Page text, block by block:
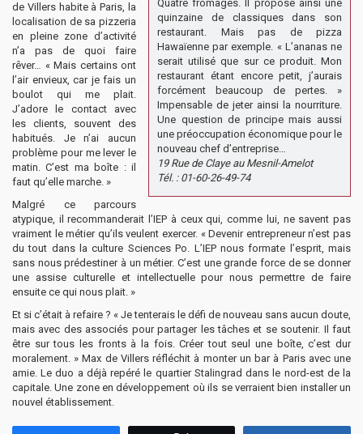
Quatre fromages. Il propose ainsi une
quinzaine de classiques dans son
restaurant. Mais pas de pizza
Hawaïenne par exemple. « L’ananas ne
serait utilisé que sur ce produit. Mon
restaurant étant encore petit, j’aurais
forcément beaucoup de pertes. »
Impensable de jeter ainsi la nourriture.
Une question de principe mais aussi
une préoccupation économique pour le
nouveau chef d’entreprise…
19 Rue de Claye au Mesnil-Amelot
Tél. : 01-60-26-49-74
de Villers habite à Paris, la
localisation de sa pizzeria
en pleine zone d’activité
n’a pas de quoi faire
rêver… « Mais certains ont
l’air envieux, car je fais un
boulot qui me plait.
J’adore le contact avec
les clients, souvent des
habitués. Je n’ai aucun
problème pour me lever le
matin. C’est ma boîte : il
faut qu’elle marche. »
Malgré ce parcours
atypique, il recommanderait l’IEP à ceux qui, comme lui, ne savent pas
vraiment le métier qu’ils veulent exercer. « Devenir entrepreneur n’est pas
du tout dans la culture Sciences Po. L’IEP nous formate l’esprit, mais
sans nous prédestiner à un métier. C’est une grande force de se donner
une assise culturelle et intellectuelle pour nous permettre de faire
ensuite ce qui nous plait. »
Et si c’était à refaire ? « Je tenterais le défi de nouveau sans aucun doute,
mais avec des associés pour partager les tâches et se soutenir. Il faut
être sur tous les fronts à la fois. Créer tout seul une boîte, c’est dur
moralement. » Max de Villers réfléchit à monter un bar à Paris avec une
amie. Le duo a déjà repéré le quartier Stalingrad dans le nord-est de la
capitale. Une zone en développement où ils se verraient bien installer un
nouvel établissement.